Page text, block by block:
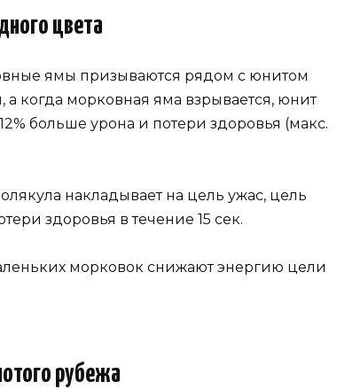
цвета
ямы призываются рядом с юнитом
когда морковная яма взрывается, юнит
больше урона и потери здоровья (макс.
накладывает на цель ужас, цель
здоровья в течение 15 сек.
морковок снижают энергию цели
рубежа